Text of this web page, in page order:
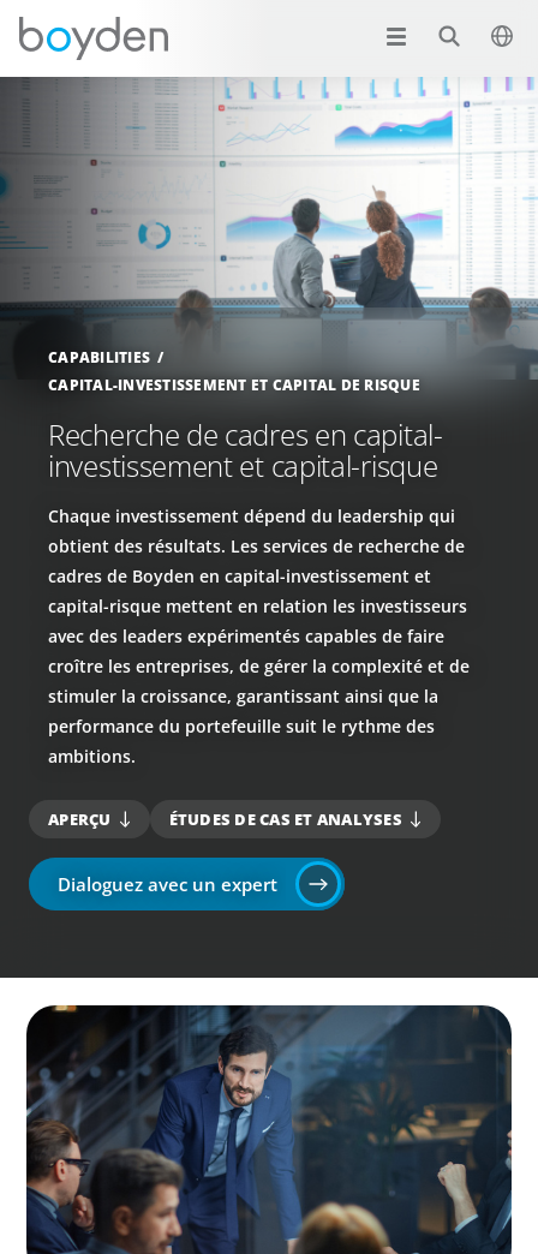
CAPABILITIES
CAPITAL-INVESTISSEMENT ET CAPITAL DE RISQUE
Recherche de cadres en capital-
investissement et capital-risque
Chaque investissement dépend du leadership qui
obtient des résultats. Les services de recherche de
cadres de Boyden en capital-investissement et
capital-risque mettent en relation les investisseurs
avec des leaders expérimentés capables de faire
croître les entreprises, de gérer la complexité et de
stimuler la croissance, garantissant ainsi que la
performance du portefeuille suit le rythme des
ambitions.
APERÇU ÉTUDES DE CAS ET ANALYSES
Dialoguez avec un expert